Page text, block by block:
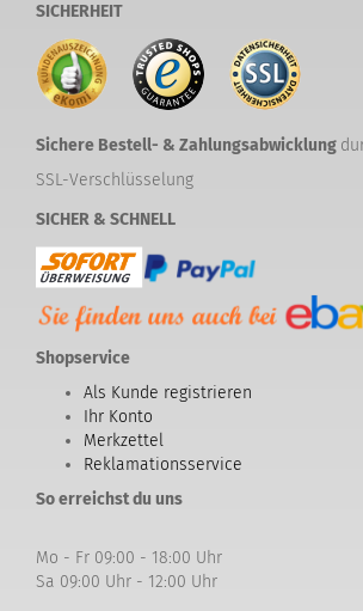
SICHERHEIT
Sichere Bestell- & Zahlungsabwicklung
SSL-Verschlüsselung
SICHER & SCHNELL
Shopservice
Als Kunde registrieren
Ihr Konto
Merkzettel
Reklamationsservice
So erreichst du uns
Mo - Fr 09:00 - 18:00 Uhr
Sa 09:00 Uhr - 12:00 Uhr